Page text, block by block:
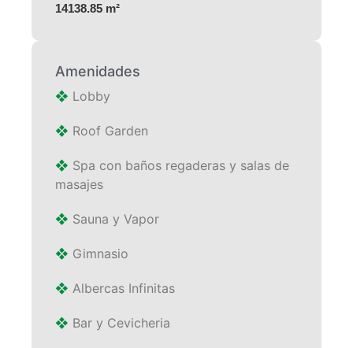
14138.85 m²
Amenidades
❖ Lobby
❖ Roof Garden
❖ Spa con baños regaderas y salas de
masajes
❖ Sauna y Vapor
❖ Gimnasio
❖ Albercas Infinitas
❖ Bar y Cevicheria